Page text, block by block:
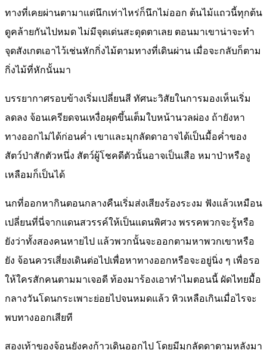
ทางที่เคยผ่านตามาแต่นึกเท่าไหร่ก็นึกไม่ออก ต้นไม้แถวนี้ทุกต้น
ดูคล้ายกันไปหมด ไม่มีจุดเด่นสะดุดตาเลย ตอนมาเขาน่าจะทำ
จุดสังเกตเอาไว้เช่นหักกิ่งไม้ตามทางที่เดินผ่าน เมื่อจะกลับก็ตาม
กิ่งไม้ที่หักนั้นมา
บรรยากาศรอบข้างเริ่มเปลี่ยนสี ทัศนะวิสัยในการมองเห็นเริ่ม
ลดลง จ้อนเครียดจนเหงื่อผุดขึ้นเต็มใบหน้านวลผ่อง ถ้ายังหา
ทางออกไม่ได้ก่อนค่ำ เขาและมุกลัดดาอาจได้เป็นมื้อค่ำของ
สัตว์ป่าสักตัวหนึ่ง สัตว์ผู้โชคดีตัวนั้นอาจเป็นเสือ หมาป่าหรืองู
เหลือมก็เป็นได้
นกที่ออกหากินตอนกลางคืนเริ่มส่งเสียงร้องระงม ฟังแล้วเหมือน
เปลี่ยนที่นี่จากแดนสวรรค์ให้เป็นแดนพิศวง พรรคพวกจะรู้หรือ
ยังว่าทั้งสองคนหายไป แล้วพวกนั้นจะออกตามหาพวกเขาหรือ
ยัง จ้อนควรเสี่ยงเดินต่อไปเพื่อหาทางออกหรือจะอยู่นิ่ง ๆ เพื่อรอ
ให้ใครสักคนตามมาเจอดี ท้องมาร้องเอาทำไมตอนนี้ ผัดไทยมื้อ
กลางวันโดนกระเพาะย่อยไปจนหมดแล้ว หิวเหลือเกินเมื่อไรจะ
พบทางออกเสียที
สองเท้าของจ้อนยังคงก้าวเดินออกไป โดยมีมุกลัดดาตามหลังมา